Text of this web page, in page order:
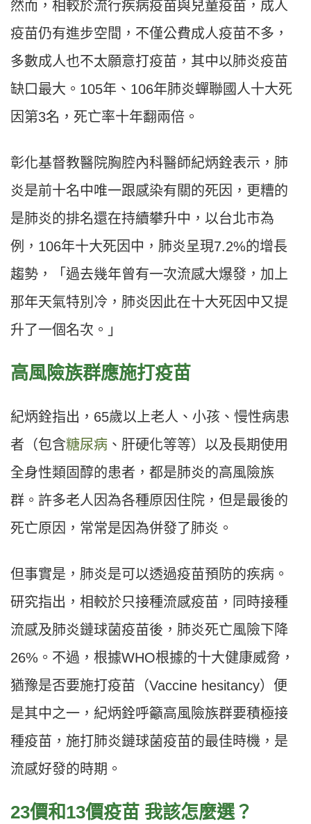
然而，相較於流行疾病疫苗與兒童疫苗，成人
疫苗仍有進步空間，不僅公費成人疫苗不多，
多數成人也不太願意打疫苗，其中以肺炎疫苗
缺口最大。105年、106年肺炎蟬聯國人十大死
因第3名，死亡率十年翻兩倍。
彰化基督教醫院胸腔內科醫師紀炳銓表示，肺
炎是前十名中唯一跟感染有關的死因，更糟的
是肺炎的排名還在持續攀升中，以台北市為
例，106年十大死因中，肺炎呈現7.2%的增長
趨勢，「過去幾年曾有一次流感大爆發，加上
那年天氣特別冷，肺炎因此在十大死因中又提
升了一個名次。」
高風險族群應施打疫苗
紀炳銓指出，65歲以上老人、小孩、慢性病患
者（包含糖尿病 、肝硬化等等）以及長期使用
全身性類固醇的患者，都是肺炎的高風險族
群。許多老人因為各種原因住院，但是最後的
死亡原因，常常是因為併發了肺炎。
但事實是，肺炎是可以透過疫苗預防的疾病。
研究指出，相較於只接種流感疫苗，同時接種
流感及肺炎鏈球菌疫苗後，肺炎死亡風險下降
26%。不過，根據WHO根據的十大健康威脅，
猶豫是否要施打疫苗（Vaccine hesitancy）便
是其中之一，紀炳銓呼籲高風險族群要積極接
種疫苗，施打肺炎鏈球菌疫苗的最佳時機，是
流感好發的時期。
23價和13價疫苗 我該怎麼選？